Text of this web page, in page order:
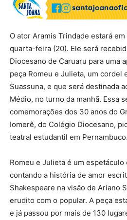
O ator Aramis Trindade estará
quarta-feira (20). Ele será
Diocesano de Caruaru para uma
peça Romeu e Julieta, um cordel
Suassuna, e que será destinada
Médio, no turno da manhã. Essa
comemorações dos 30 anos do
Iomerê, do Colégio Diocesano,
teatral estudantil em Pernambuco.
Romeu e Julieta é um
contando a história de amor
Shakespeare na visão de Ariano
erudito com o popular. A peça
e já passou por mais de 130